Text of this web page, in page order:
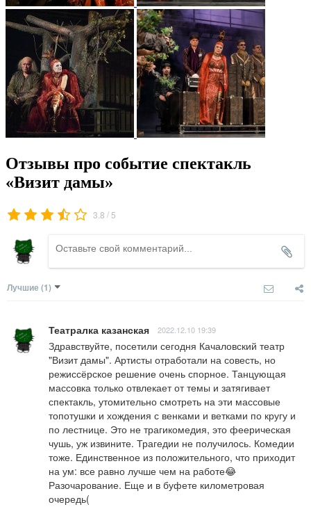
Отзывы про событие спектакль
«Визит дамы»
3.8 / 5
Лучшие (1)
Театралка казанская 2022.12.10 19:39
Здравствуйте, посетили сегодня Качаловский театр
"Визит дамы". Артисты отработали на совесть, но
режиссёрское решение очень спорное. Танцующая
массовка только отвлекает от темы и затягивает
спектакль, утомительно смотреть на эти массовые
топотушки и хождения с венками и ветками по кругу и
по лестнице. Это не трагикомедия, это феерическая
чушь, уж извините. Трагедии не получилось. Комедии
тоже. Единственное из положительного, что приходит
на ум: все равно лучше чем на работе😂
Разочарование. Еще и в буфете километровая
очередь(